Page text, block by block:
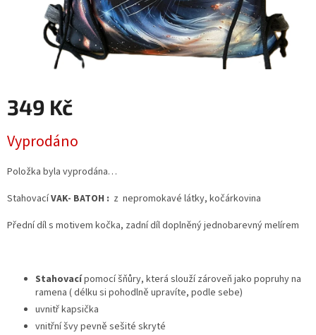
349 Kč
cena:
Vyprodáno
Položka byla vyprodána…
StahovacíVAK- BATOH : z nepromokavé látky, kočárkovina
Přední díl s motivem kočka, zadní díl doplněný jednobarevný melírem
Stahovacípomocí šňůry, která slouží zároveň jako popruhy na
ramena ( délku si pohodlně upravíte, podle sebe)
uvnitř kapsička
vnitřní švy pevně sešité skryté